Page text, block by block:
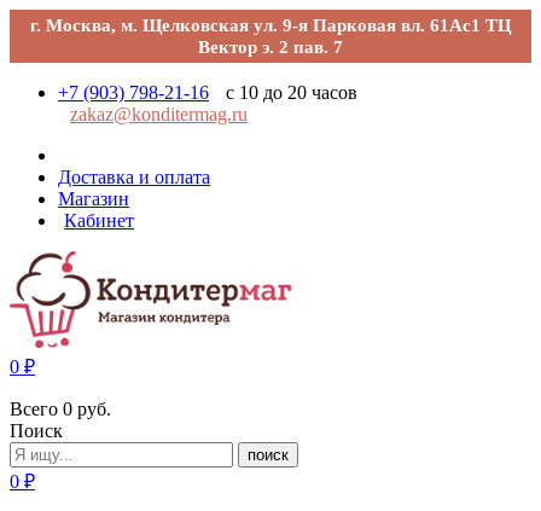
г. Москва, м. Щелковская ул. 9-я Парковая вл. 61Ас1 ТЦ
Вектор э. 2 пав. 7
+7 (903) 798-21-16
с 10 до 20 часов
zakaz@konditermag.ru
Доставка и оплата
Магазин
Кабинет
0 ₽
Всего 0 руб.
Поиск
поиск
0 ₽